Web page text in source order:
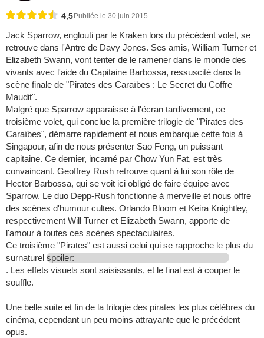
4,5 Publiée le 30 juin 2015
Jack Sparrow, englouti par le Kraken lors du précédent volet, se
retrouve dans l'Antre de Davy Jones. Ses amis, William Turner et
Elizabeth Swann, vont tenter de le ramener dans le monde des
vivants avec l'aide du Capitaine Barbossa, ressuscité dans la
scène finale de "Pirates des Caraïbes : Le Secret du Coffre
Maudit".
Malgré que Sparrow apparaisse à l'écran tardivement, ce
troisième volet, qui conclue la première trilogie de "Pirates des
Caraïbes", démarre rapidement et nous embarque cette fois à
Singapour, afin de nous présenter Sao Feng, un puissant
capitaine. Ce dernier, incarné par Chow Yun Fat, est très
convaincant. Geoffrey Rush retrouve quant à lui son rôle de
Hector Barbossa, qui se voit ici obligé de faire équipe avec
Sparrow. Le duo Depp-Rush fonctionne à merveille et nous offre
des scènes d'humour cultes. Orlando Bloom et Keira Knightley,
respectivement Will Turner et Elizabeth Swann, apporte de
l'amour à toutes ces scènes spectaculaires.
Ce troisième "Pirates" est aussi celui qui se rapproche le plus du
surnaturel spoiler:
. Les effets visuels sont saisissants, et le final est à couper le
souffle.
Une belle suite et fin de la trilogie des pirates les plus célèbres du
cinéma, cependant un peu moins attrayante que le précédent
opus.